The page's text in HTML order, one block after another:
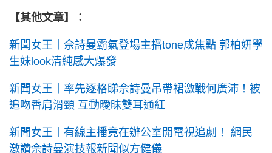
【其他文章】 ：
新聞女王丨佘詩曼霸氣登場主播tone成焦點 郭柏妍學
生妹look清純感大爆發
新聞女王丨率先逐格睇佘詩曼吊帶裙激戰何廣沛！被
追吻香肩滑頸 互動曖昧雙耳通紅
新聞女王丨有線主播竟在辦公室開電視追劇！ 網民
激讚佘詩曼演技報新聞似方健儀